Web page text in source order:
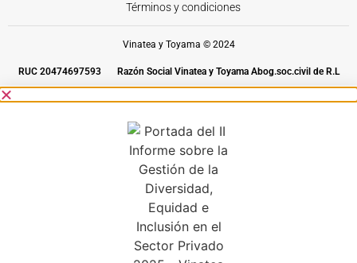
Términos y condiciones
Vinatea y Toyama © 2024
RUC 20474697593 Razón Social Vinatea y Toyama Abog.soc.civil de R.L